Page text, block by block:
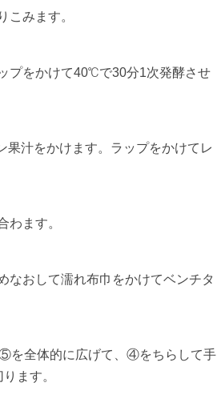
こみます。
プをかけて40℃で30分1次発酵させ
果汁をかけます。ラップをかけてレ
わます。
おして濡れ布巾をかけてベンチタ
を全体的に広げて、④をちらして手
ます。